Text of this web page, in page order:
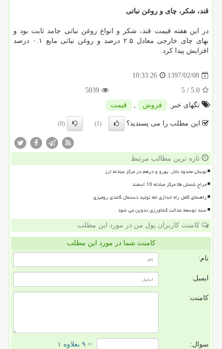
قند، شكر، چای و روغن نباتی
در این هفته قیمت قند، شكر و انواع روغن نباتی جامد ثابت بود و
بهای چای خارجی معادل ۲.۵ درصد و روغن نباتی مایع ۰.۱ درصد
افزایش پیدا كرد.
1397/02/08
10:33:26
5.0
/ 5
5039
تگهای خبر:
فروش , قیمت
این مطلب را می پسندید؟ (1)
(0)
تازه ترین مطالب مرتبط
نوسان محدود دلار، یورو و درهم در مرکز مبادله ارز
حراج شمش طلا مرکز مبادله 10 اسفند
راهنمای کامل راه اندازی خط تولید دستمال کاغذی رومیزی
سند توسعه عدالت کشاورزی تدوین می شود
کامنت کاربران پول من در مورد این مطلب
کامنت شما در مورد این مطلب
نام:
ایمیل:
کامنت:
سوال: = ۹ بعلاوه ۱